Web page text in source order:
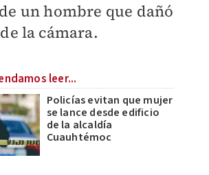
un hombre que dañó
la cámara.
leer...
Policías evitan que mujer
se lance desde edificio
de la alcaldía
Cuauhtémoc